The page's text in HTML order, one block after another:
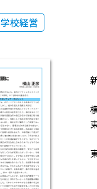
学校経営